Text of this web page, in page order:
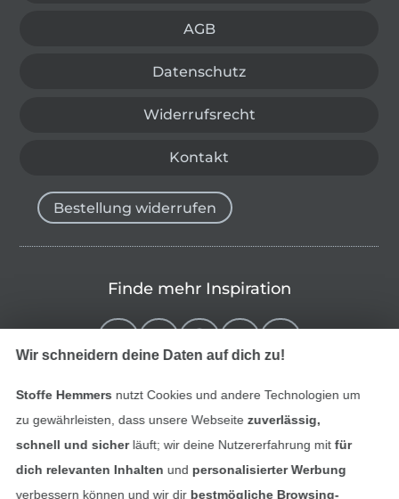
AGB
Datenschutz
Widerrufsrecht
Kontakt
Bestellung widerrufen
Finde mehr Inspiration
Wir schneidern deine Daten auf dich zu!
Stoffe Hemmers nutzt Cookies und andere Technologien um
zu gewährleisten, dass unsere Webseite zuverlässig,
schnell und sicherläuft; wir deine Nutzererfahrung mitfür
dich relevanten Inhalten und personalisierter Werbung
verbessern können und wir dir bestmögliche Browsing-